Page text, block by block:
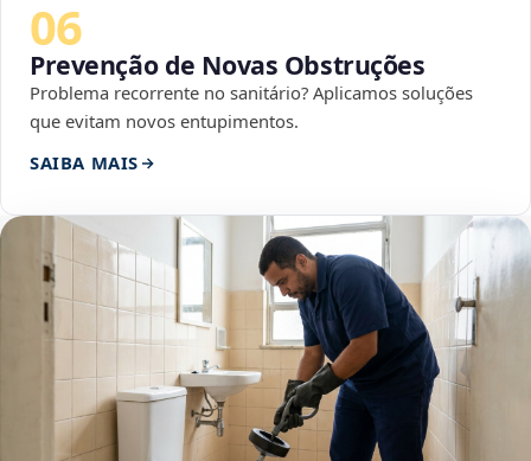
06
Prevenção de Novas Obstruções
Problema recorrente no sanitário? Aplicamos soluções
que evitam novos entupimentos.
SAIBA MAIS